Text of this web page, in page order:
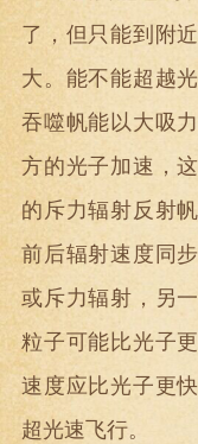
了，但只能到附
大。能不能超越
吞噬帆能以大吸
方的光子加速，
的斥力辐射反射
前后辐射速度同
或斥力辐射，另
粒子可能比光子
速度应比光子更
超光速飞行。